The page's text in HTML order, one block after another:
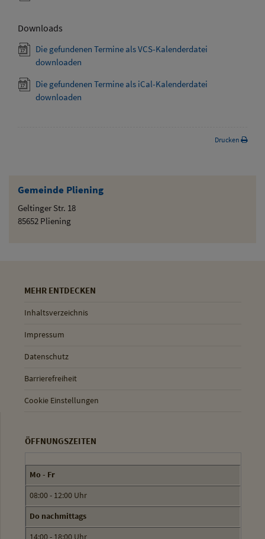
Gemeinde Pliening
Geltinger Str. 18
85652 Pliening
Downloads
Die gefundenen Termine als VCS-Kalenderdatei
downloaden
Die gefundenen Termine als iCal-Kalenderdatei
downloaden
Drucken
MEHR ENTDECKEN
Inhaltsverzeichnis
Impressum
Datenschutz
Barrierefreiheit
Cookie Einstellungen
ÖFFNUNGSZEITEN
Mo - Fr
08:00 - 12:00 Uhr
Do nachmittags